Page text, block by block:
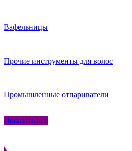
Вафельницы
Прочие инструменты для волос
Промышленные отпариватели
Показать все